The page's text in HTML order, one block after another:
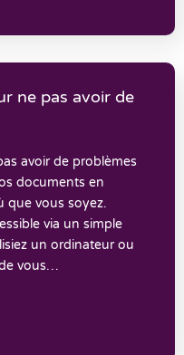
ne pas avoir de
avoir de problèmes
documents en
que vous soyez.
via un simple
un ordinateur ou
vous…